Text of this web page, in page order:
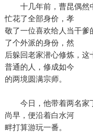
十几年前，曹昆偶然
忙花了全部身价，孝
敬了一位喜欢给人当干爹
了个外派的身份，然
后躲回老家潜心修炼，
普通的人，修成如今
的两境圆满宗师。
今日，他带着两名家
尚早，便沿着白水河
畔打算游玩一番。